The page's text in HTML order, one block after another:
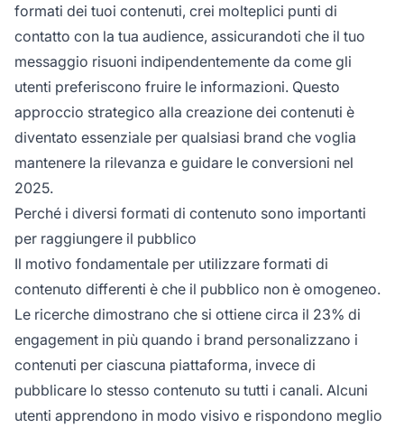
formati dei tuoi contenuti, crei molteplici punti di
contatto con la tua audience, assicurandoti che il tuo
messaggio risuoni indipendentemente da come gli
utenti preferiscono fruire le informazioni. Questo
approccio strategico alla creazione dei contenuti è
diventato essenziale per qualsiasi brand che voglia
mantenere la rilevanza e guidare le conversioni nel
2025.
Perché i diversi formati di contenuto sono importanti
per raggiungere il pubblico
Il motivo fondamentale per utilizzare formati di
contenuto differenti è che il pubblico non è omogeneo.
Le ricerche dimostrano che si ottiene circa il 23% di
engagement in più quando i brand personalizzano i
contenuti per ciascuna piattaforma, invece di
pubblicare lo stesso contenuto su tutti i canali. Alcuni
utenti apprendono in modo visivo e rispondono meglio